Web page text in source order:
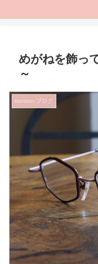
めがねを飾っ
～
bonton.ブログ